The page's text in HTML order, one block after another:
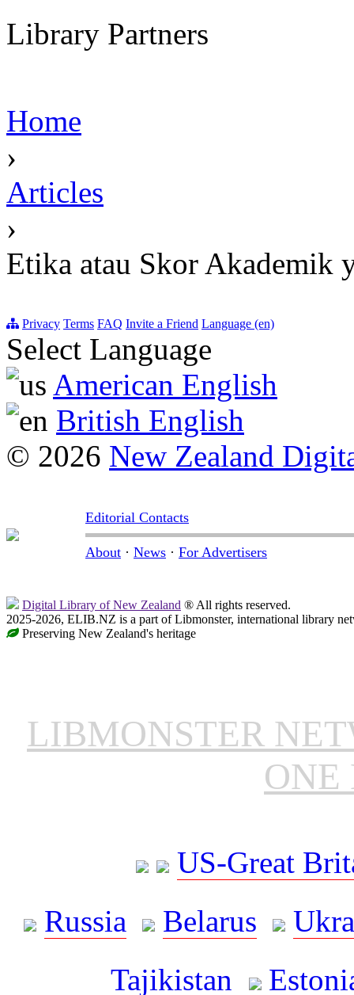
Library Partners
Home
›
Articles
›
Etika atau Skor Akademik
Privacy Terms FAQ Invite a Friend Language (en)
Select Language
American English
British English
© 2026 New Zealand
Editorial Contacts
About · News · For Advertisers
Digital Library of New Zealand ® All rights reserved.
2025-2026, ELIB.NZ is a part of Libmonster, international library
Preserving New Zealand's heritage
LIBMONSTER
ONE
US-Great
Russia
Belarus
Tajikistan